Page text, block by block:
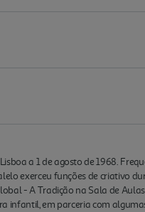
a 1 de agosto de 1968.
exerceu funções de criativo
- A Tradição na Sala de
infantil, em parceria com